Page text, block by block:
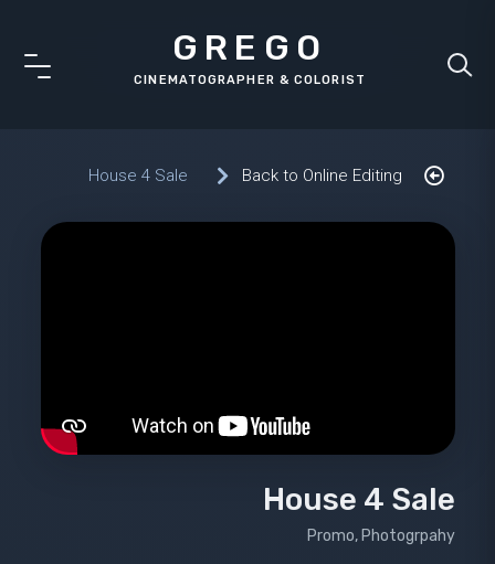
GREGO
Back to Online Editing
House 4 Sale
House 4 Sale
Promo, Photogrpahy